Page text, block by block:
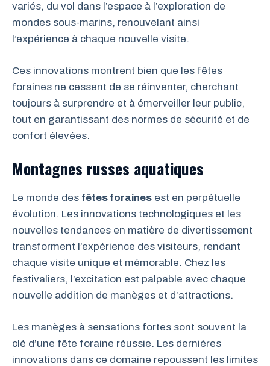
variés, du vol dans l’espace à l’exploration de
mondes sous-marins, renouvelant ainsi
l’expérience à chaque nouvelle visite.
Ces innovations montrent bien que les fêtes
foraines ne cessent de se réinventer, cherchant
toujours à surprendre et à émerveiller leur public,
tout en garantissant des normes de sécurité et de
confort élevées.
Montagnes russes aquatiques
Le monde des fêtes foraines est en perpétuelle
évolution. Les innovations technologiques et les
nouvelles tendances en matière de divertissement
transforment l’expérience des visiteurs, rendant
chaque visite unique et mémorable. Chez les
festivaliers, l’excitation est palpable avec chaque
nouvelle addition de manèges et d’attractions.
Les manèges à sensations fortes sont souvent la
clé d’une fête foraine réussie. Les dernières
innovations dans ce domaine repoussent les limites